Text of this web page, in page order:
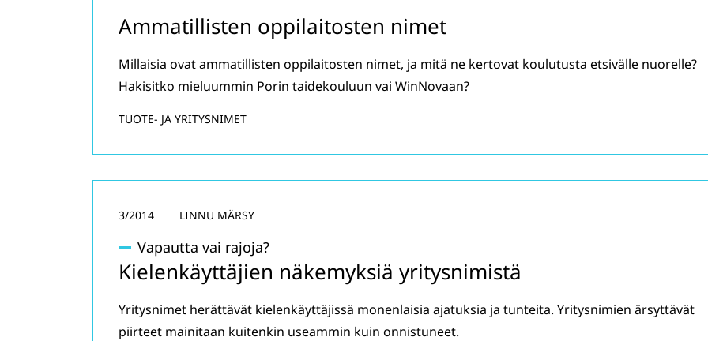
Ammatillisten oppilaitosten nimet
Millaisia ovat ammatillisten oppilaitosten nimet, ja mitä ne kertovat koulutusta etsivälle nuorelle?
Hakisitko mieluummin Porin taidekouluun vai WinNovaan?
TUOTE- JA YRITYSNIMET
Vapautta vai rajoja?
Kielenkäyttäjien näkemyksiä yritysnimistä
3/2014 LINNU MÄRSY
Yritysnimet herättävät kielenkäyttäjissä monenlaisia ajatuksia ja tunteita. Yritysnimien ärsyttävät
piirteet mainitaan kuitenkin useammin kuin onnistuneet.